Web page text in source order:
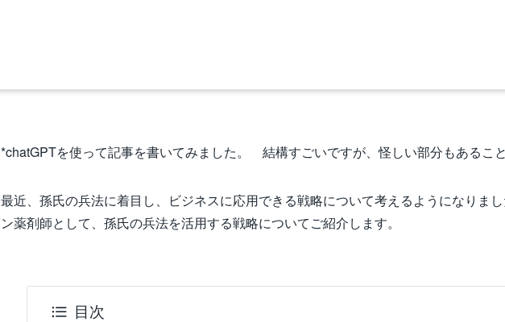
*chatGPTを使って記事を書いてみました。 結構すごいですが、怪しい部分もあるこ
最近、孫氏の兵法に着目し、ビジネスに応用できる戦略について考えるようになりま
ン薬剤師として、孫氏の兵法を活用する戦略についてご紹介します。
目次